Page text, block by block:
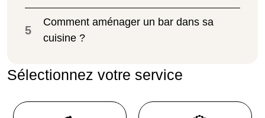
5
Comment aménager un bar dans sa
cuisine ?
Sélectionnez votre service